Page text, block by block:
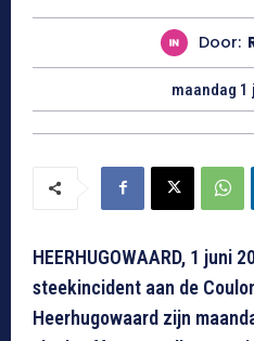
Door:
maandag 1
HEERHUGOWAARD, 1 juni
steekincident aan de
Heerhugowaard zijn